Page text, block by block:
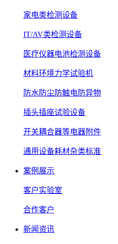
家电类检测设备
IT/AV类检测设备
医疗仪器电池检测设备
材料环境力学试验机
防水防尘防触电防异物
插头插座试验设备
开关耦合器等电器附件
通用设备耗材杂类标准
案例展示
客户实验室
合作客户
新闻资讯